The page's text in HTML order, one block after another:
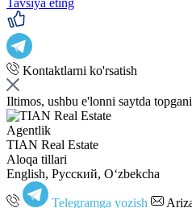
Kontaktlarni ko'rsatish
Iltimos, ushbu e'lonni saytda
Agentlik
TIAN Real Estate
Aloqa tillari
English, Русский, Oʻzbekcha
Telegramga yozish